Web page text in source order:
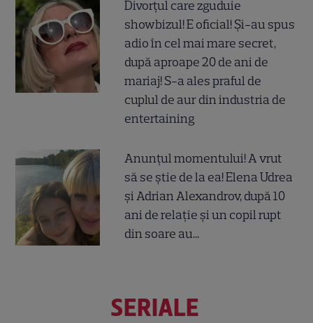
Divorțul care zguduie
showbizul! E oficial! Și-au spus
adio în cel mai mare secret,
după aproape 20 de ani de
mariaj! S-a ales praful de
cuplul de aur din industria de
entertaining
Anunțul momentului! A vrut
să se știe de la ea! Elena Udrea
și Adrian Alexandrov, după 10
ani de relație și un copil rupt
din soare au...
SERIALE